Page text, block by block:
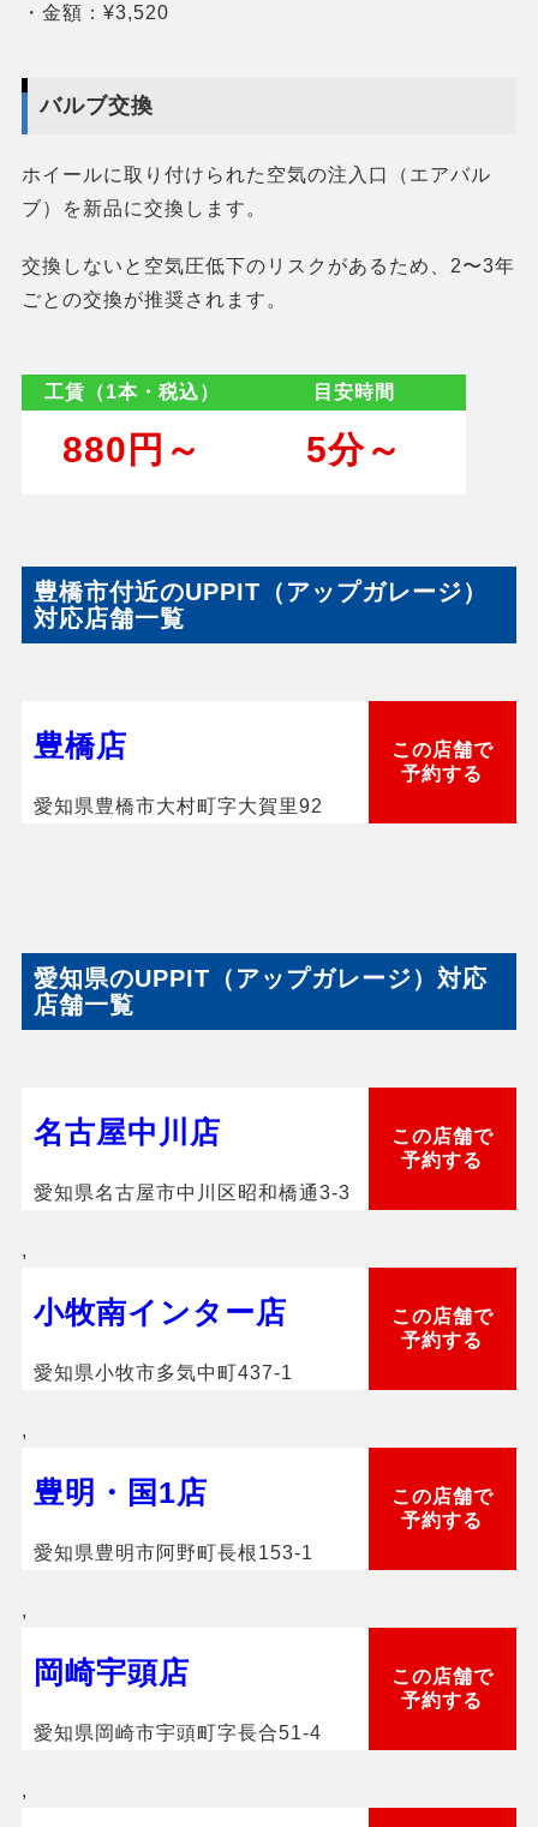
・金額：¥3,520
バルブ交換
ホイールに取り付けられた空気の注入口（エアバル
ブ）を新品に交換します。
交換しないと空気圧低下のリスクがあるため、2〜3年
ごとの交換が推奨されます。
工賃（1本・税込） 目安時間
880円～ 5分～
豊橋市付近のUPPIT（アップガレージ）
対応店舗一覧
豊橋店
この店舗で
予約する
愛知県豊橋市大村町字大賀里92
愛知県のUPPIT（アップガレージ）対応
店舗一覧
名古屋中川店
この店舗で
予約する
愛知県名古屋市中川区昭和橋通3-3
,
小牧南インター店
この店舗で
予約する
愛知県小牧市多気中町437-1
,
豊明・国1店
この店舗で
予約する
愛知県豊明市阿野町長根153-1
,
岡崎宇頭店
この店舗で
予約する
愛知県岡崎市宇頭町字長合51-4
,